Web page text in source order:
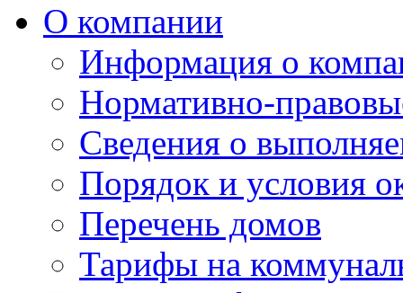
О компании
Информация о
Нормативно-
Сведения о
Порядок и условия
Перечень домов
Тарифы на